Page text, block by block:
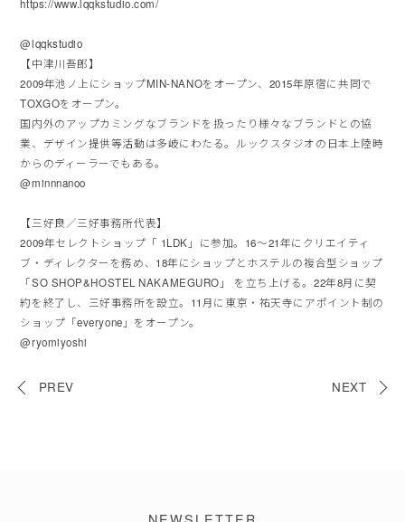
https://www.lqqkstudio.com/
@lqqkstudio
【中津川吾郎】
2009年池ノ上にショップMIN-NANOをオープン、2015年原宿に共同で
TOXGOをオープン。
国内外のアップカミングなブランドを扱ったり様々なブランドとの協
業、デザイン提供等活動は多岐にわたる。ルックスタジオの⽇本上陸時
からのディーラーでもある。
@minnnanoo
【三好良／三好事務所代表】
2009年セレクトショップ「 1LDK」に参加。16〜21年にクリエイティ
ブ・ディレクターを務め、18年にショップとホステルの複合型ショップ
「SO SHOP&HOSTEL NAKAMEGURO」 を⽴ち上げる。22年8⽉に契
約を終了し、三好事務所を設⽴。11⽉に東京・祐天寺にアポイント制の
ショップ「everyone 」をオープン。
@ryomiyoshi
PREV NEXT